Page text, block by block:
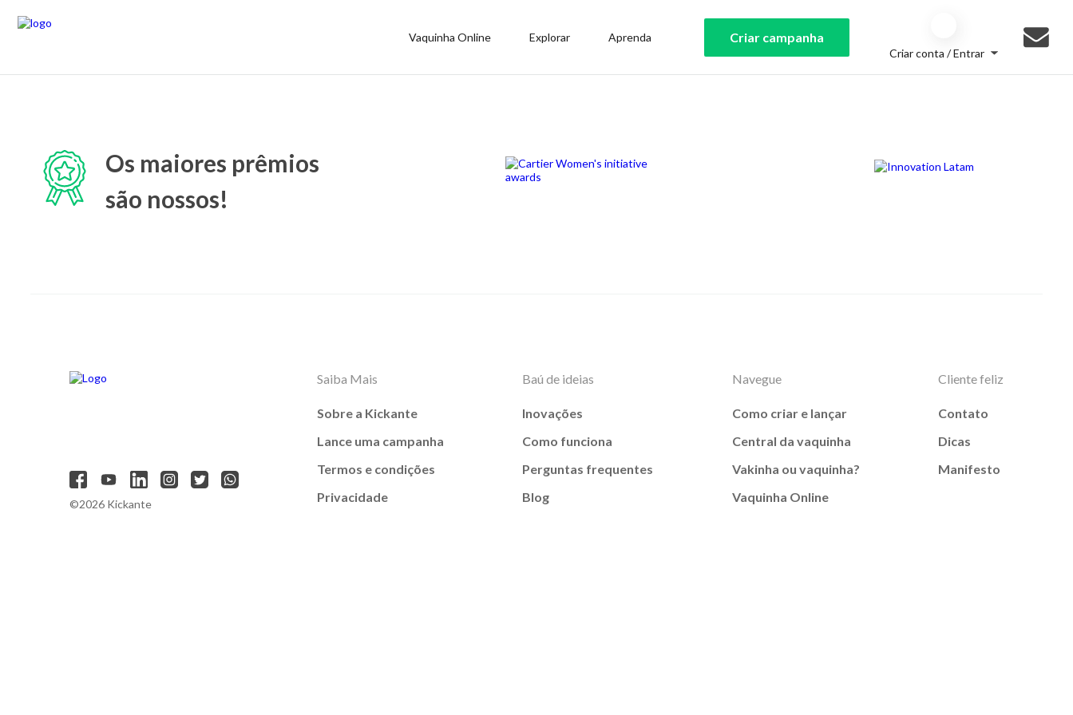
Vaquinha Online Explorar Aprenda Criar campanha
Criar conta / Entrar
Os maiores prêmios
são nossos!
©2026 Kickante
Saiba Mais
Sobre a Kickante
Lance uma campanha
Termos e condições
Privacidade
Baú de ideias
Inovações
Como funciona
Perguntas frequentes
Blog
Navegue
Como criar e lançar
Central da vaquinha
Vakinha ou vaquinha?
Vaquinha Online
Cliente feliz
Contato
Dicas
Manifesto